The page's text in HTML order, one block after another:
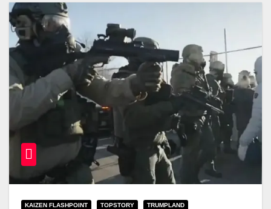
KAIZEN FLASHPOINT TOPSTORY TRUMPLAND